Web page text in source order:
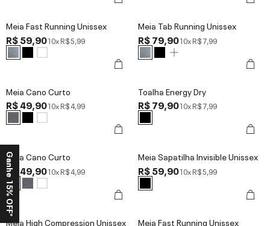
Meia Fast Running Unissex
R$ 59,9010xR$ 5,99
Meia Tab Running Unissex
R$ 79,9010xR$ 7,99
Meia Cano Curto
R$ 49,9010xR$ 4,99
Toalha Energy Dry
R$ 79,9010xR$ 7,99
Meia Cano Curto
R$ 49,9010xR$ 4,99
Meia Sapatilha Invisible Unissex
R$ 59,9010xR$ 5,99
Meia High Compression Unissex Meia Fast Running Unissex
Ganhe 15% OFF*